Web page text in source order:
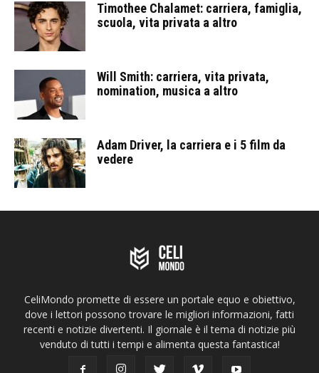
Timothee Chalamet: carriera, famiglia,
scuola, vita privata a altro
Will Smith: carriera, vita privata,
nomination, musica a altro
Adam Driver, la carriera e i 5 film da
vedere
CeliMondo promette di essere un portale equo e obiettivo,
dove i lettori possono trovare le migliori informazioni, fatti
recenti e notizie divertenti. Il giornale è il tema di notizie più
venduto di tutti i tempi e alimenta questa fantastica!